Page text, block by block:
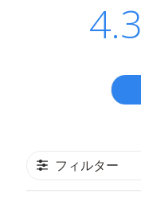
4.3
フィルター